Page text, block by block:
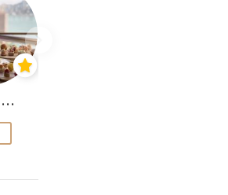
✾達芬妮•愛孩子•愛生活✾